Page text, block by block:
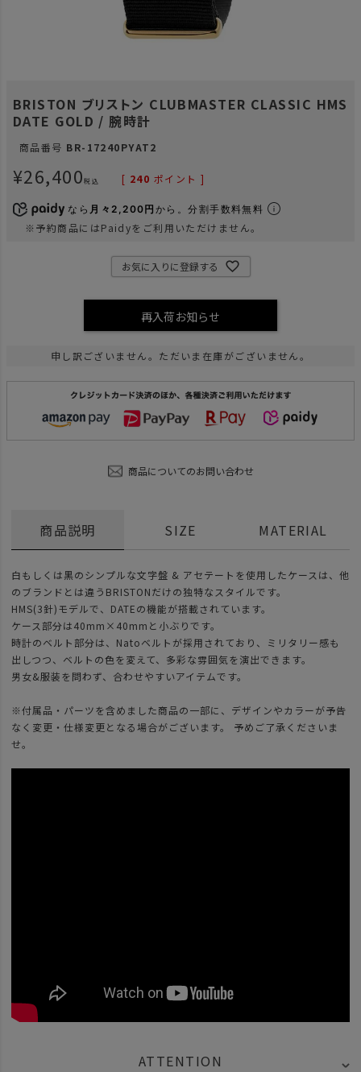
BRISTON ブリストン CLUBMASTER CLASSIC HMS
DATE GOLD / 腕時計
商品番号 BR-17240PYAT2
¥26,400税込 [ 240 ポイント ]
なら 月々2,200円 から。分割手数料無料
※予約商品にはPaidyをご利用いただけません。
お気に入りに登録する
再入荷お知らせ
申し訳ございません。ただいま在庫がございません。
商品についてのお問い合わせ
商品説明
白もしくは黒のシンプルな文字盤 & アセテートを使用したケースは、他
のブランドとは違うBRISTONだけの独特なスタイルです。
HMS(3針)モデルで、DATEの機能が搭載されています。
ケース部分は40mm×40mmと小ぶりです。
時計のベルト部分は、Natoベルトが採用されており、ミリタリー感も
出しつつ、ベルトの色を変えて、多彩な雰囲気を演出できます。
男女&服装を問わず、合わせやすいアイテムです。
※付属品・パーツを含めました商品の一部に、デザインやカラーが予告
なく変更・仕様変更となる場合がございます。 予めご了承くださいま
せ。
SIZE MATERIAL
ATTENTION